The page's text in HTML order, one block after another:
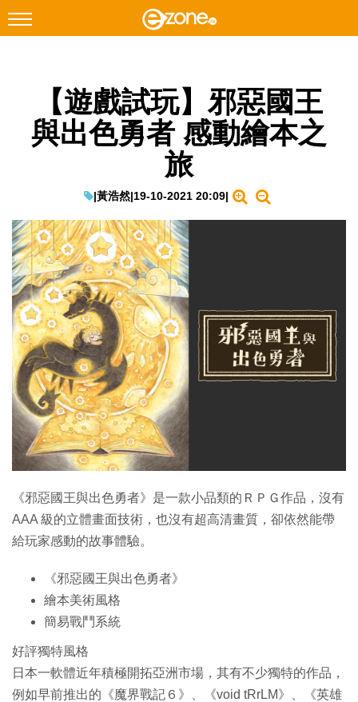
Facebook Instagram
科技焦點
教學評測
EduTech
IT Times
生成式AI與雲端應用
Enterprise Digital Transformation
特集
【遊戲試玩】邪惡國王
與出色勇者 感動繪本之
旅
|黃浩然|19-10-2021 20:09|
《邪惡國王與出色勇者》是一款小品類的ＲＰＧ作品，沒有
AAA 級的立體畫面技術，也沒有超高清畫質，卻依然能帶
給玩家感動的故事體驗。
《邪惡國王與出色勇者》
繪本美術風格
簡易戰鬥系統
好評獨特風格
日本一軟體近年積極開拓亞洲市場，其有不少獨特的作品，
例如早前推出的《魔界戰記６》、《void tRrLM》、《英雄